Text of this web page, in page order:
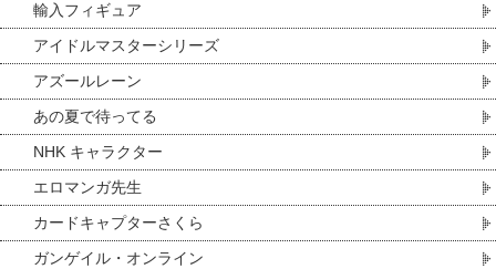
輸入フィギュア
アイドルマスターシリーズ
アズールレーン
あの夏で待ってる
NHK キャラクター
エロマンガ先生
カードキャプターさくら
ガンゲイル・オンライン